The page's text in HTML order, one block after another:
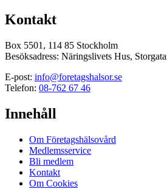
Kontakt
Box 5501, 114 85 Stockholm
Besöksadress: Näringslivets Hus,
E-post: info@foretagshalsor.se
Telefon: 08-762 67 46
Innehåll
Om Företagshälsovård
Medlemsservice
Bli medlem
Kontakt
Om Cookies